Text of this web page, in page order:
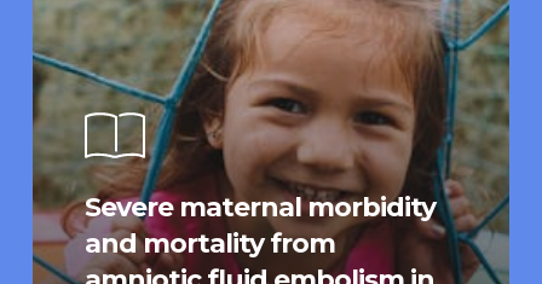
Severe maternal morbidity
and mortality from